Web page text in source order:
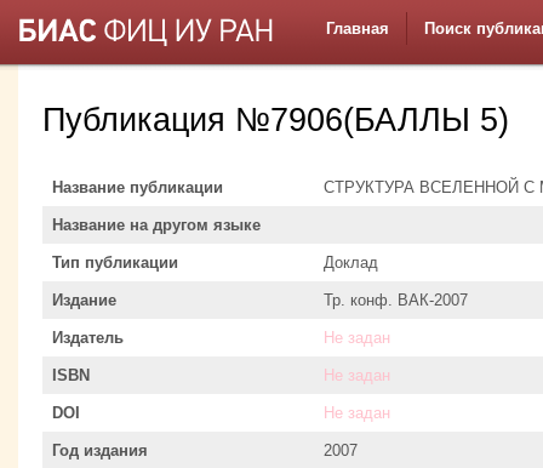
Главная Поиск
Публикация №7906(БАЛЛЫ 5)
Название публикации СТРУКТУРА ВСЕЛЕННОЙ
Название на другом языке
Тип публикации Доклад
Издание Тр. конф. ВАК-2007
Издатель Не задан
ISBN Не задан
DOI Не задан
Год издания 2007